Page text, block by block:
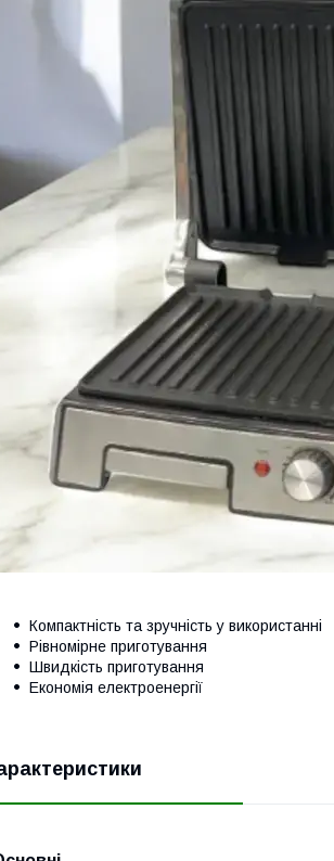
Компактність та зручність у використанні
Рівномірне приготування
Швидкість приготування
Економія електроенергії